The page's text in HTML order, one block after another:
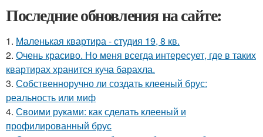
Последние обновления на сайте:
1. Маленькая квартира - студия 19, 8 кв.
2. Очень красиво. Но меня всегда интересует, где в таких
квартирах хранится куча барахла.
3. Собственноручно ли создать клееный брус:
реальность или миф
4. Своими руками: как сделать клееный и
профилированный брус